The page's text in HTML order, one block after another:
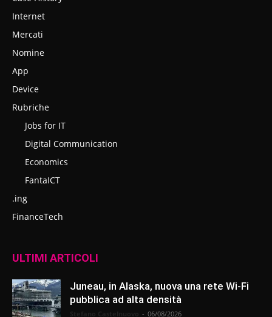
Internet
Mercati
Nomine
App
Device
Rubriche
Jobs for IT
Digital Communication
Economics
FantaICT
.ing
FinanceTech
ULTIMI ARTICOLI
Juneau, in Alaska, nuova una rete Wi-Fi
pubblica ad alta densità
- 06/08/2026